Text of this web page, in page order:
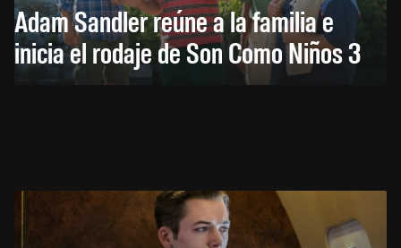
Adam Sandler reúne a la familia e
inicia el rodaje de Son Como Niños 3